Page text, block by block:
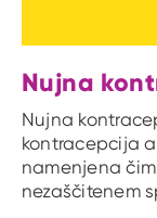
Nujna
Nujna
kontracepcija
namenjena
nezaščitenem